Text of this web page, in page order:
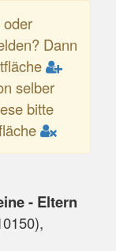
oder
Dann
selber
bitte
- Eltern
),